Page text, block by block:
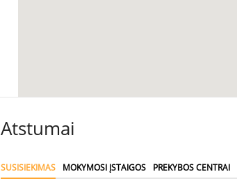
Atstumai
SUSISIEKIMAS MOKYMOSI ĮSTAIGOS PREKYBOS CENTRAI